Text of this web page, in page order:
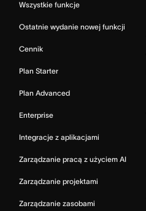
Wszystkie funkcje
Ostatnie wydanie nowej funkcji
Cennik
Plan Starter
Plan Advanced
Enterprise
Integracje z aplikacjami
Zarządzanie pracą z użyciem AI
Zarządzanie projektami
Zarządzanie zasobami